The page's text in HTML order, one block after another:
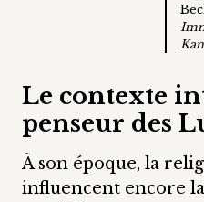
Le contexte
penseur des
À son époque, la
influencent encore